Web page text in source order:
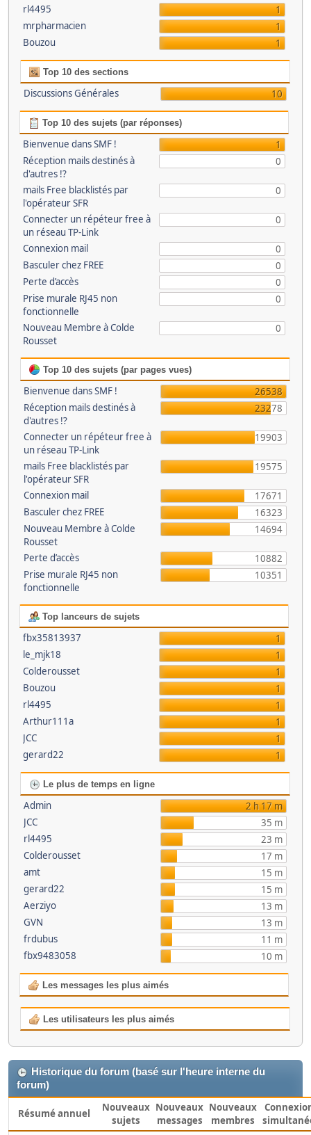
rl4495
1
mrpharmacien
1
Bouzou
1
Top 10 des sections
Discussions Générales 10
Top 10 des sujets (par réponses)
Bienvenue dans SMF !
1
Réception mails destinés à
d'autres !?
0
mails Free blacklistés par
l'opérateur SFR
0
Connecter un répéteur free à
un réseau TP-Link
0
Connexion mail
0
Basculer chez FREE
0
Perte d’accès
0
Prise murale RJ45 non
fonctionnelle
0
Nouveau Membre à Colde
Rousset
0
Top 10 des sujets (par pages vues)
Bienvenue dans SMF !
26538
Réception mails destinés à
d'autres !?
23278
Connecter un répéteur free à
un réseau TP-Link
19903
mails Free blacklistés par
l'opérateur SFR
19575
Connexion mail
17671
Basculer chez FREE
16323
Nouveau Membre à Colde
Rousset
14694
Perte d’accès
10882
Prise murale RJ45 non
fonctionnelle
10351
Top lanceurs de sujets
fbx35813937
1
le_mjk18
1
Colderousset
1
Bouzou
1
rl4495
1
Arthur111a
1
JCC
1
gerard22
1
Le plus de temps en ligne
Admin
2 h 17 m
JCC
35 m
rl4495
23 m
Colderousset
17 m
amt
15 m
gerard22
15 m
Aerziyo
13 m
GVN
13 m
frdubus
11 m
fbx9483058
10 m
Les messages les plus aimés
Les utilisateurs les plus aimés
Historique du forum (basé sur l'heure interne du
forum)
Résumé annuel
Nouveaux
sujets
Nouveaux
messages
Nouveaux
membres